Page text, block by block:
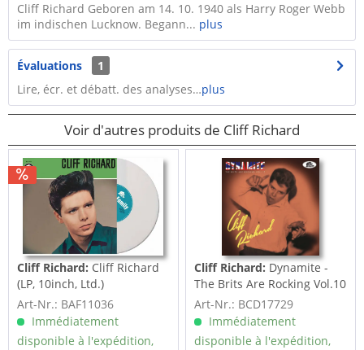
Cliff Richard Geboren am 14. 10. 1940 als Harry Roger Webb
im indischen Lucknow. Begann... plus
Évaluations
1
Lire, écr. et débatt. des analyses…plus
Voir d'autres produits de Cliff Richard
Cliff Richard: Cliff Richard
(LP, 10inch, Ltd.)
Art-Nr.: BAF11036
Immédiatement
disponible à l'expédition,
Cliff Richard: Dynamite -
The Brits Are Rocking Vol.10
(CD)
Art-Nr.: BCD17729
Immédiatement
disponible à l'expédition,